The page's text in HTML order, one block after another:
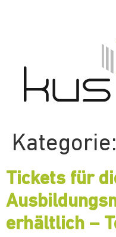
Kategorie:
Tickets für
erhältlich –